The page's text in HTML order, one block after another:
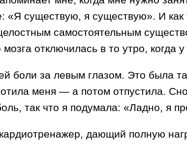
«Я существую, я существую». И
самостоятельным
отключилась в то утро, когда
боли за левым глазом. Это была
меня — а потом отпустила.
так что я подумала: «Ладно, я
дающий полную